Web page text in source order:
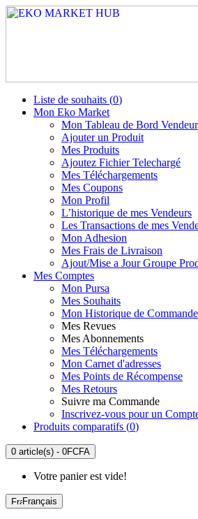
Liste de souhaits (0)
Mon Eko Market
Mon Tableau de Bord Vendeur
Ajouter un Produit
Mes Produits
Ajoutez Fichier Telechargé
Mes Téléchargements
Mes Coupons
Mon Profil
L’historique de mes Vendeurs
Les Transactions de mes
Mon Adhesion
Mes Frais de Livraison
Ajout/Mise a Jour Groupe
Mes Comptes
Mon Pursa
Mes Souhaits
Mon Historique de Commande
Mes Revues
Mes Abonnements
Mes Téléchargements
Mon Carnet d'adresses
Mes Points de Récompense
Mes Retours
Suivre ma Commande
Inscrivez-vous pour un
Produits comparatifs (0)
0 article(s) - 0FCFA
Votre panier est vide!
Français